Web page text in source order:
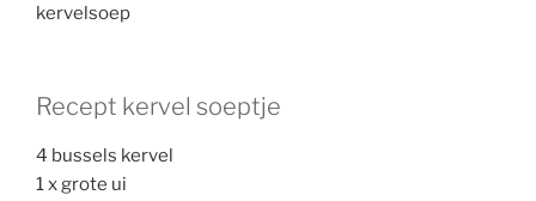
kervelsoep
Recept kervel soeptje
4 bussels kervel
1 x grote ui